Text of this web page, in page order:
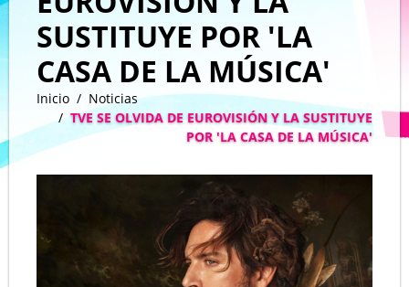
SUSTITUYE POR 'LA
CASA DE LA MÚSICA'
Inicio
Noticias
TVE SE OLVIDA DE EUROVISIÓN Y LA SUSTITUYE
POR 'LA CASA DE LA MÚSICA'